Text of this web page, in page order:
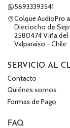
56933393541
Colque AudioPro
Dieciocho de
2580474 Viña del
Valparaíso - Chile
SERVICIO AL
Contacto
Quiénes somos
Formas de Pago
FAQ